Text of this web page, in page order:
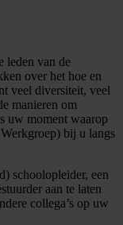
leden van de
over het hoe en
veel diversiteit, veel
manieren om
uw moment waarop
bij u langs
schoolopleider, een
aan te laten
collega’s op uw